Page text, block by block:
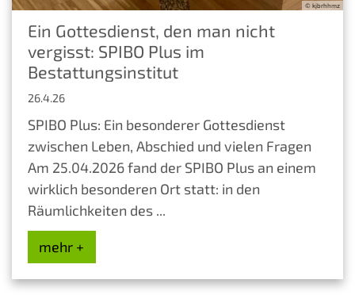
© kjbrhhmz
Ein Gottesdienst, den man nicht
vergisst: SPIBO Plus im
Bestattungsinstitut
26.4.26
SPIBO Plus: Ein besonderer Gottesdienst
zwischen Leben, Abschied und vielen Fragen
Am 25.04.2026 fand der SPIBO Plus an einem
wirklich besonderen Ort statt: in den
Räumlichkeiten des ...
mehr +